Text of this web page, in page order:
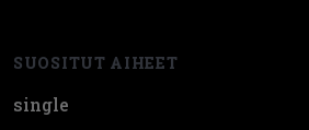
SUOSITUT AIHEET
single